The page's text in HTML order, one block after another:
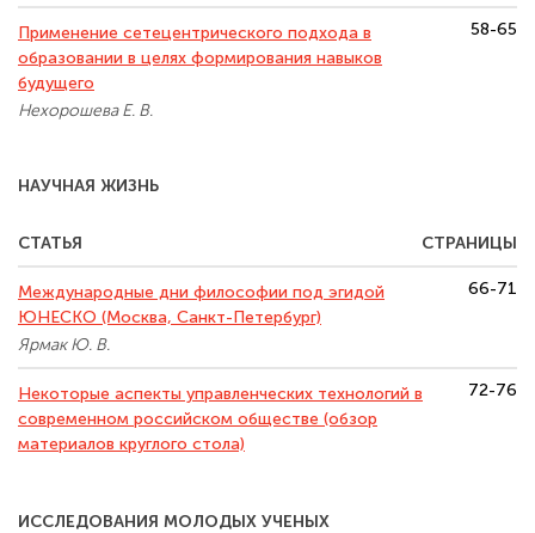
Применение сетецентрического подхода в
образовании в целях формирования навыков
будущего
Нехорошева Е. В.
58-65
НАУЧНАЯ ЖИЗНЬ
СТАТЬЯ СТРАНИЦЫ
Международные дни философии под эгидой
ЮНЕСКО (Москва, Санкт-Петербург)
Ярмак Ю. В.
66-71
Некоторые аспекты управленческих технологий в
современном российском обществе (обзор
материалов круглого стола)
72-76
ИССЛЕДОВАНИЯ МОЛОДЫХ УЧЕНЫХ